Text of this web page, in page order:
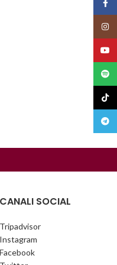
CANALI SOCIAL
Tripadvisor
Instagram
Facebook